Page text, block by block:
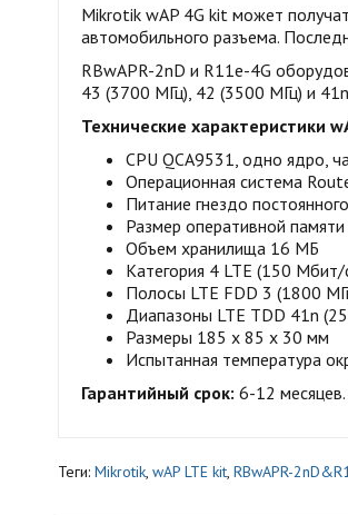
Mikrotik wAP 4G kit может
автомобильного разъема.
RBwAPR-2nD и R11e-4G
43 (3700 МГц), 42 (3500 МГц) и
Технические характеристики
CPU QCA9531, одно ядро,
Операционная система
Питание гнездо
Размер оперативной
Объем хранилища 16 МБ
Категория 4 LTE (150
Полосы LTE FDD 3 (1800
Диапазоны LTE TDD 41n
Размеры 185 х 85 х 30 мм
Испытанная температура
Гарантийный срок: 6-12 месяцев.
Теги: Mikrotik, wAP LTE kit, RBwAPR-